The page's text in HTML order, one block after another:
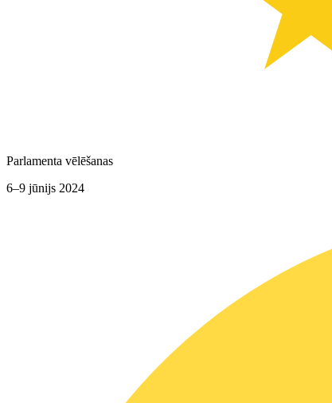
Parlamenta vēlēšanas
6–9 jūnijs 2024